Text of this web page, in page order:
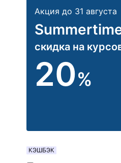
Акция до 31 августа
скидка на
20%
КЭШБЭК